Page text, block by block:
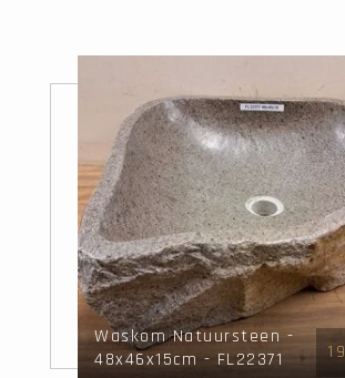
Waskom Natuursteen -
48x46x15cm - FL22371